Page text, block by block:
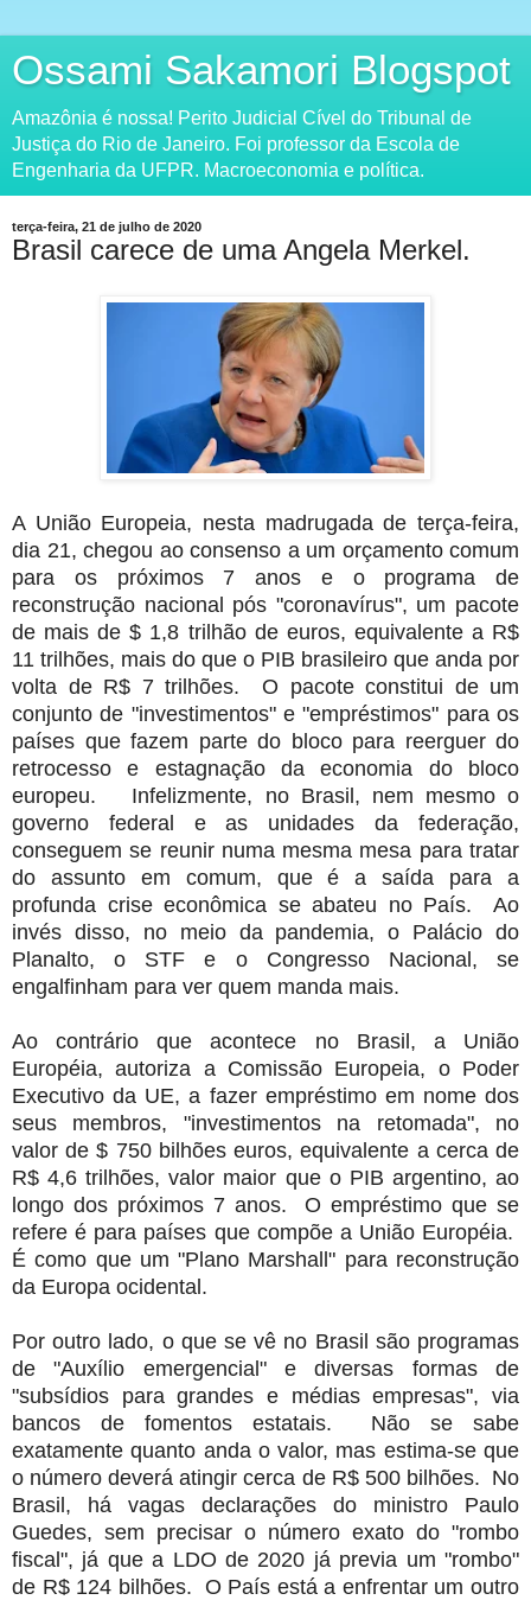
Ossami Sakamori Blogspot
Amazônia é nossa! Perito Judicial Cível do Tribunal de
Justiça do Rio de Janeiro. Foi professor da Escola de
Engenharia da UFPR. Macroeconomia e política.
terça-feira, 21 de julho de 2020
Brasil carece de uma Angela Merkel.
A União Europeia, nesta madrugada de terça-feira,
dia 21, chegou ao consenso a um orçamento comum
para os próximos 7 anos e o programa de
reconstrução nacional pós "coronavírus", um pacote
de mais de $ 1,8 trilhão de euros, equivalente a R$
11 trilhões, mais do que o PIB brasileiro que anda por
volta de R$ 7 trilhões. O pacote constitui de um
conjunto de "investimentos" e "empréstimos" para os
países que fazem parte do bloco para reerguer do
retrocesso e estagnação da economia do bloco
europeu. Infelizmente, no Brasil, nem mesmo o
governo federal e as unidades da federação,
conseguem se reunir numa mesma mesa para tratar
do assunto em comum, que é a saída para a
profunda crise econômica se abateu no País. Ao
invés disso, no meio da pandemia, o Palácio do
Planalto, o STF e o Congresso Nacional, se
engalfinham para ver quem manda mais.
Ao contrário que acontece no Brasil, a União
Européia, autoriza a Comissão Europeia, o Poder
Executivo da UE, a fazer empréstimo em nome dos
seus membros, "investimentos na retomada", no
valor de $ 750 bilhões euros, equivalente a cerca de
R$ 4,6 trilhões, valor maior que o PIB argentino, ao
longo dos próximos 7 anos. O empréstimo que se
refere é para países que compõe a União Européia.
É como que um "Plano Marshall" para reconstrução
da Europa ocidental.
Por outro lado, o que se vê no Brasil são programas
de "Auxílio emergencial" e diversas formas de
"subsídios para grandes e médias empresas", via
bancos de fomentos estatais. Não se sabe
exatamente quanto anda o valor, mas estima-se que
o número deverá atingir cerca de R$ 500 bilhões. No
Brasil, há vagas declarações do ministro Paulo
Guedes, sem precisar o número exato do "rombo
fiscal", já que a LDO de 2020 já previa um "rombo"
de R$ 124 bilhões. O País está a enfrentar um outro